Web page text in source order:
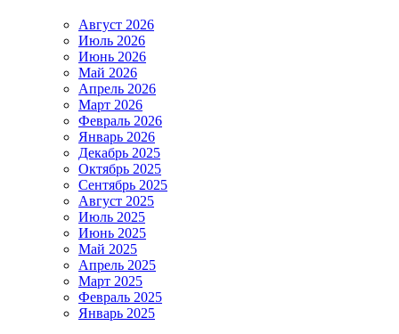
Август 2026
Июль 2026
Июнь 2026
Май 2026
Апрель 2026
Март 2026
Февраль 2026
Январь 2026
Декабрь 2025
Октябрь 2025
Сентябрь 2025
Август 2025
Июль 2025
Июнь 2025
Май 2025
Апрель 2025
Март 2025
Февраль 2025
Январь 2025